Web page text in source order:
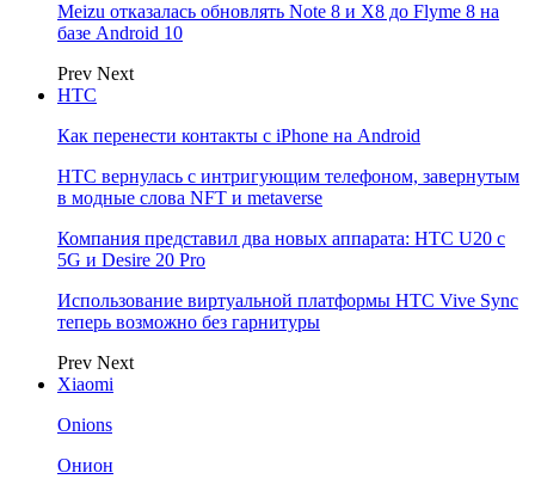
Meizu отказалась обновлять Note 8 и X8 до Flyme 8 на
базе Android 10
Prev Next
НТС
Как перенести контакты с iPhone на Android
HTC вернулась с интригующим телефоном, завернутым
в модные слова NFT и metaverse
Компания представил два новых аппарата: HTC U20 с
5G и Desire 20 Pro
Использование виртуальной платформы HTC Vive Sync
теперь возможно без гарнитуры
Prev Next
Xiaomi
Onions
Онион